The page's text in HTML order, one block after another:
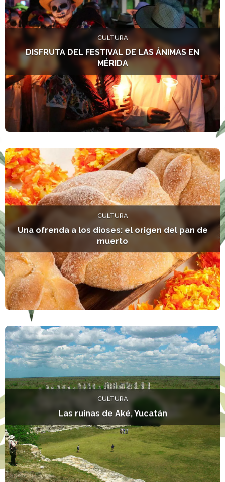
CULTURA
DISFRUTA DEL FESTIVAL DE LAS ÁNIMAS EN
MÉRIDA
CULTURA
Una ofrenda a los dioses: el origen del pan de
muerto
CULTURA
Las ruinas de Aké, Yucatán